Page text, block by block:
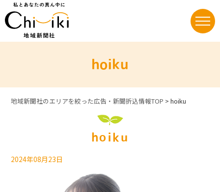
hoiku
地域新聞社のエリアを絞った広告・新聞折込情報TOP >hoiku
hoiku
2024年08月23日